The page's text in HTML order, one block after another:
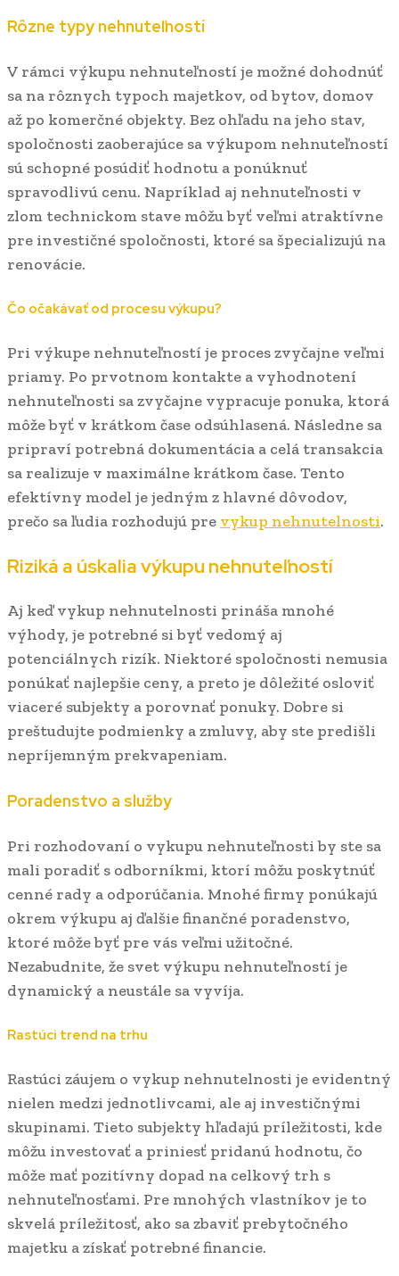
Rôzne typy nehnuteľností
V rámci výkupu nehnuteľností je možné dohodnúť
sa na rôznych typoch majetkov, od bytov, domov
až po komerčné objekty. Bez ohľadu na jeho stav,
spoločnosti zaoberajúce sa výkupom nehnuteľností
sú schopné posúdiť hodnotu a ponúknuť
spravodlivú cenu. Napríklad aj nehnuteľnosti v
zlom technickom stave môžu byť veľmi atraktívne
pre investičné spoločnosti, ktoré sa špecializujú na
renovácie.
Čo očakávať od procesu výkupu?
Pri výkupe nehnuteľností je proces zvyčajne veľmi
priamy. Po prvotnom kontakte a vyhodnotení
nehnuteľnosti sa zvyčajne vypracuje ponuka, ktorá
môže byť v krátkom čase odsúhlasená. Následne sa
pripraví potrebná dokumentácia a celá transakcia
sa realizuje v maximálne krátkom čase. Tento
efektívny model je jedným z hlavné dôvodov,
prečo sa ľudia rozhodujú pre vykup nehnutelnosti.
Riziká a úskalia výkupu nehnuteľností
Aj keď vykup nehnutelnosti prináša mnohé
výhody, je potrebné si byť vedomý aj
potenciálnych rizík. Niektoré spoločnosti nemusia
ponúkať najlepšie ceny, a preto je dôležité osloviť
viaceré subjekty a porovnať ponuky. Dobre si
preštudujte podmienky a zmluvy, aby ste predišli
nepríjemným prekvapeniam.
Poradenstvo a služby
Pri rozhodovaní o vykupu nehnuteľnosti by ste sa
mali poradiť s odborníkmi, ktorí môžu poskytnúť
cenné rady a odporúčania. Mnohé firmy ponúkajú
okrem výkupu aj ďalšie finančné poradenstvo,
ktoré môže byť pre vás veľmi užitočné.
Nezabudnite, že svet výkupu nehnuteľností je
dynamický a neustále sa vyvíja.
Rastúci trend na trhu
Rastúci záujem o vykup nehnutelnosti je evidentný
nielen medzi jednotlivcami, ale aj investičnými
skupinami. Tieto subjekty hľadajú príležitosti, kde
môžu investovať a priniesť pridanú hodnotu, čo
môže mať pozitívny dopad na celkový trh s
nehnuteľnosťami. Pre mnohých vlastníkov je to
skvelá príležitosť, ako sa zbaviť prebytočného
majetku a získať potrebné financie.